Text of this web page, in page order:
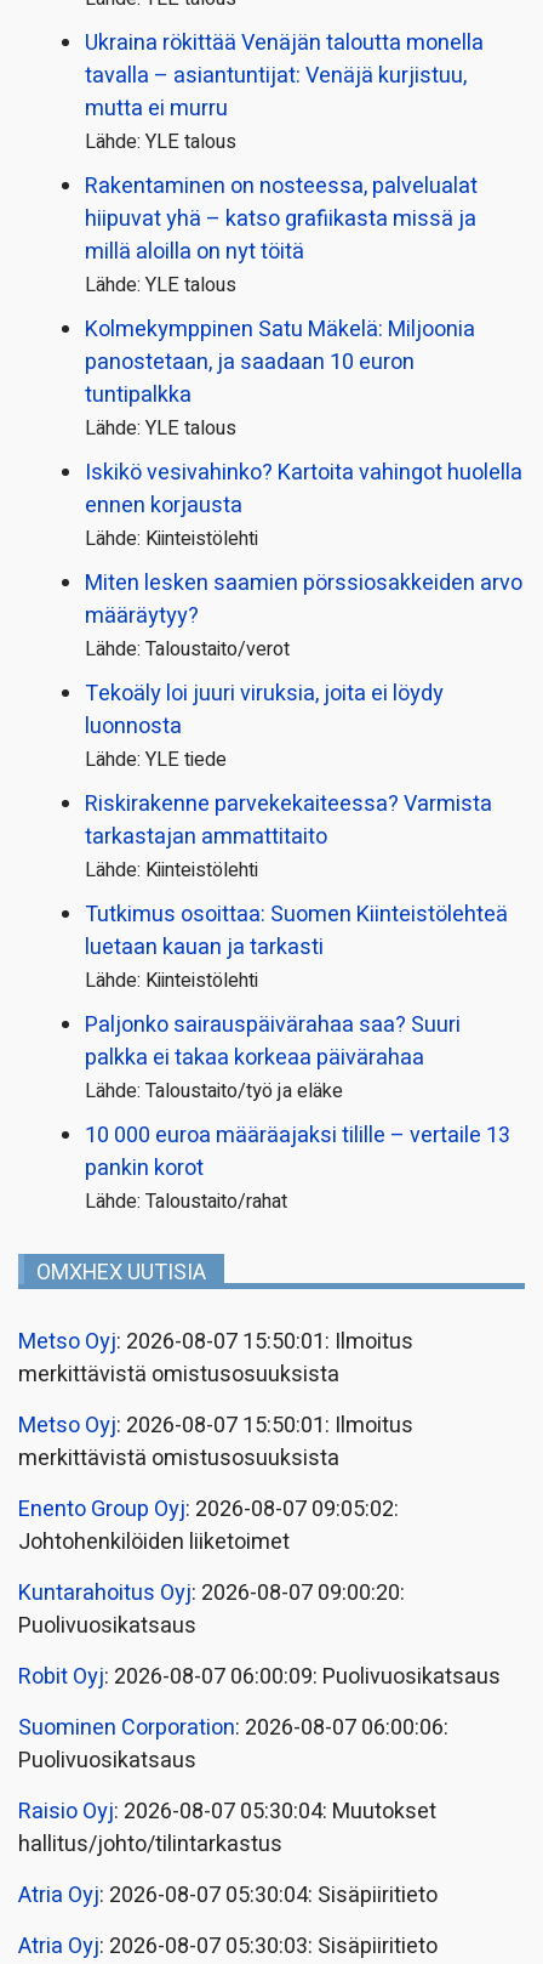
Ukraina rökittää Venäjän taloutta monella
tavalla – asiantuntijat: Venäjä kurjistuu,
mutta ei murru
Lähde: YLE talous
Rakentaminen on nosteessa, palvelualat
hiipuvat yhä – katso grafiikasta missä ja
millä aloilla on nyt töitä
Lähde: YLE talous
Kolmekymppinen Satu Mäkelä: Miljoonia
panostetaan, ja saadaan 10 euron
tuntipalkka
Lähde: YLE talous
Iskikö vesivahinko? Kartoita vahingot huolella
ennen korjausta
Lähde: Kiinteistölehti
Miten lesken saamien pörssi­osakkeiden arvo
määräytyy?
Lähde: Taloustaito/verot
Tekoäly loi juuri viruksia, joita ei löydy
luonnosta
Lähde: YLE tiede
Riskirakenne parvekekaiteessa? Varmista
tarkastajan ammattitaito
Lähde: Kiinteistölehti
Tutkimus osoittaa: Suomen Kiinteistölehteä
luetaan kauan ja tarkasti
Lähde: Kiinteistölehti
Paljonko sairauspäivä­rahaa saa? Suuri
palkka ei takaa korkeaa päivärahaa
Lähde: Taloustaito/työ ja eläke
10 000 euroa määräajaksi tilille – vertaile 13
pankin korot
Lähde: Taloustaito/rahat
OMXHEX UUTISIA
Metso Oyj: 2026-08-07 15:50:01: Ilmoitus
merkittävistä omistusosuuksista
Metso Oyj: 2026-08-07 15:50:01: Ilmoitus
merkittävistä omistusosuuksista
Enento Group Oyj: 2026-08-07 09:05:02:
Johtohenkilöiden liiketoimet
Kuntarahoitus Oyj: 2026-08-07 09:00:20:
Puolivuosikatsaus
Robit Oyj: 2026-08-07 06:00:09: Puolivuosikatsaus
Suominen Corporation: 2026-08-07 06:00:06:
Puolivuosikatsaus
Raisio Oyj: 2026-08-07 05:30:04: Muutokset
hallitus/johto/tilintarkastus
Atria Oyj: 2026-08-07 05:30:04: Sisäpiiritieto
Atria Oyj: 2026-08-07 05:30:03: Sisäpiiritieto